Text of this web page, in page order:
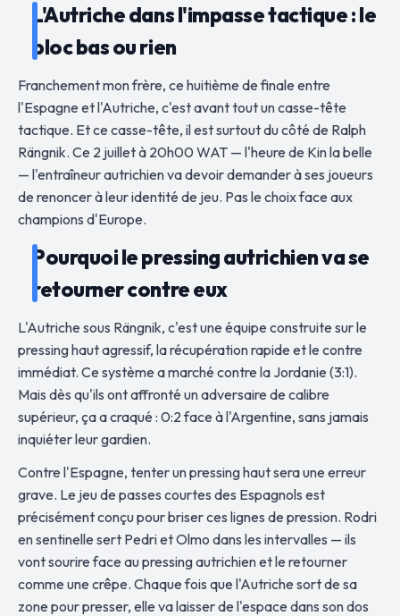
L'Autriche dans l'impasse tactique : le
bloc bas ou rien
Franchement mon frère, ce huitième de finale entre
l'Espagne et l'Autriche, c'est avant tout un casse-tête
tactique. Et ce casse-tête, il est surtout du côté de Ralph
Rängnik. Ce 2 juillet à 20h00 WAT — l'heure de Kin la belle
— l'entraîneur autrichien va devoir demander à ses joueurs
de renoncer à leur identité de jeu. Pas le choix face aux
champions d'Europe.
Pourquoi le pressing autrichien va se
retourner contre eux
L'Autriche sous Rängnik, c'est une équipe construite sur le
pressing haut agressif, la récupération rapide et le contre
immédiat. Ce système a marché contre la Jordanie (3:1).
Mais dès qu'ils ont affronté un adversaire de calibre
supérieur, ça a craqué : 0:2 face à l'Argentine, sans jamais
inquiéter leur gardien.
Contre l'Espagne, tenter un pressing haut sera une erreur
grave. Le jeu de passes courtes des Espagnols est
précisément conçu pour briser ces lignes de pression. Rodri
en sentinelle sert Pedri et Olmo dans les intervalles — ils
vont sourire face au pressing autrichien et le retourner
comme une crêpe. Chaque fois que l'Autriche sort de sa
zone pour presser, elle va laisser de l'espace dans son dos